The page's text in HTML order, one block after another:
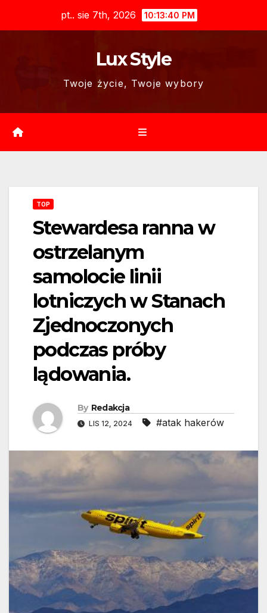
pt.. sie 7th, 2026 10:13:41 PM
Lux Style
Twoje życie, Twoje wybory
TOP
Stewardesa ranna w
ostrzelanym
samolocie linii
lotniczych w Stanach
Zjednoczonych
podczas próby
lądowania.
By Redakcja
LIS 12, 2024 #atak hakerów